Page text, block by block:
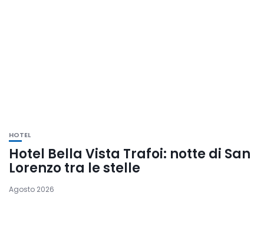
HOTEL
Hotel Bella Vista Trafoi: notte di San
Lorenzo tra le stelle
Agosto 2026